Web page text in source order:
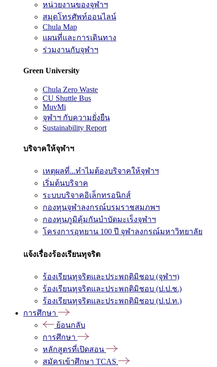
หน่วยงานของจุฬาฯ
สมุดโทรศัพท์ออนไลน์
Chula Map
แผนที่และการเดินทาง
ร่วมงานกับจุฬาฯ
Green University
Chula Zero Waste
CU Shuttle Bus
MuvMi
จุฬาฯ กับความยั่งยืน
Sustainability Report
บริจาคให้จุฬาฯ
เหตุผลที่...ทำไมต้องบริจาคให้จุฬาฯ
เริ่มต้นบริจาค
ระบบบริจาคอิเล็กทรอนิกส์
กองทุนจุฬาลงกรณ์บรมราชสมภพฯ
กองทุนภูมิคุ้มกันบำบัดมะเร็งจุฬาฯ
โครงการอุทยาน 100 ปี จุฬาลงกรณ์มหาวิทยาลัย
แจ้งเรื่องร้องเรียนทุจริต
ร้องเรียนทุจริตและประพฤติมิชอบ (จุฬาฯ)
ร้องเรียนทุจริตและประพฤติมิชอบ (ป.ป.ช.)
ร้องเรียนทุจริตและประพฤติมิชอบ (ป.ป.ท.)
การศึกษา
ย้อนกลับ
การศึกษา
หลักสูตรที่เปิดสอน
สมัครเข้าศึกษา TCAS